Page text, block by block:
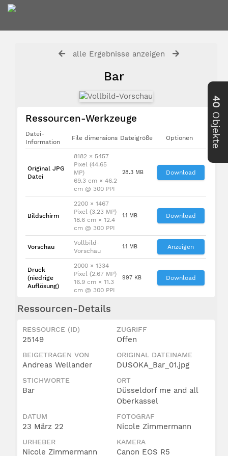
alle Ergebnisse anzeigen
Bar
Ressourcen-Werkzeuge
Datei-
Information
File dimensions Dateigröße Optionen
Original JPG
Datei
8182 × 5457
Pixel (44.65
MP)
69.3 cm × 46.2
cm @ 300 PPI
28.3 MB Download
Bildschirm
2200 × 1467
Pixel (3.23 MP)
18.6 cm × 12.4
cm @ 300 PPI
1.1 MB Download
Vorschau
Vollbild-
Vorschau
1.1 MB Anzeigen
Druck
(niedrige
Auflösung)
2000 × 1334
Pixel (2.67 MP)
16.9 cm × 11.3
cm @ 300 PPI
997 KB Download
Ressourcen-Details
RESSOURCE (ID)
25149
ZUGRIFF
Offen
BEIGETRAGEN VON
Andreas Wellander
ORIGINAL DATEINAME
DUSOKA_Bar_01.jpg
STICHWORTE
Bar
ORT
Düsseldorf me and all
Oberkassel
DATUM
23 März 22
FOTOGRAF
Nicole Zimmermann
URHEBER
Nicole Zimmermann
KAMERA
Canon EOS R5
40
Objekte